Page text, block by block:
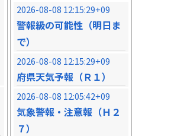
2026-08-08 12:15:29+09
警報級の可能性（明日ま
で）
2026-08-08 12:15:29+09
府県天気予報（Ｒ１）
2026-08-08 12:05:42+09
気象警報・注意報（Ｈ２
７）